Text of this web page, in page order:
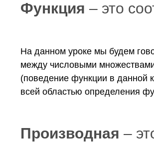
Функция – это
На данном уроке мы будем
между числовыми
(поведение функции в данной
всей областью определения
Производная –